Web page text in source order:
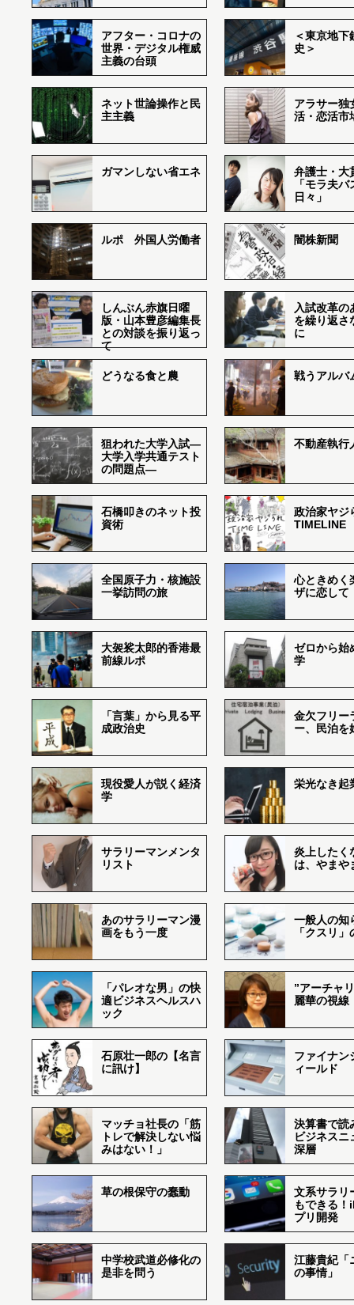
アフター・コロナの
世界・デジタル権威
主義の台頭
＜東京地下
史＞
ネット世論操作と民
主主義
アラサー独
活・恋活市
ガマンしない省エネ
弁護士・大
「モラ夫
日々」
ルポ 外国人労働者 闇株新聞
しんぶん赤旗日曜
版・山本豊彦編集長
との対談を振り返っ
て
入試改革の
を繰り返さ
に
どうなる食と農 戦うアルバ
狙われた大学入試―
大学入学共通テスト
の問題点―
不動産執行
石橋叩きのネット投
資術
政治家ヤジ
TIMELINE
全国原子力・核施設
一挙訪問の旅
心ときめく
ザに恋して
大袈裟太郎的香港最
前線ルポ
ゼロから始
学
「言葉」から見る平
成政治史
金欠フリー
ー、民泊を
現役愛人が説く経済
学
栄光なき起
サラリーマンメンタ
リスト
炎上したく
は、やまや
あのサラリーマン漫
画をもう一度
一般人の知
「クスリ
「パレオな男」の快
適ビジネスヘルスハ
ック
”アーチャ
麗華の視線
石原壮一郎の【名言
に訊け】
ファイナン
ィールド
マッチョ社長の「筋
トレで解決しない悩
みはない！」
決算書で読
ビジネスニ
深層
草の根保守の蠢動
文系サラリ
もできる
プリ開発
中学校武道必修化の
是非を問う
江藤貴紀「
の事情」